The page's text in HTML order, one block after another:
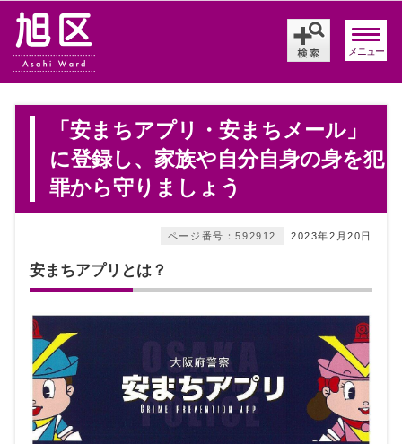
メニュー
「安まちアプリ・安まちメール」
に登録し、家族や自分自身の身を犯
罪から守りましょう
2023年2月20日
ページ番号：592912
安まちアプリとは？